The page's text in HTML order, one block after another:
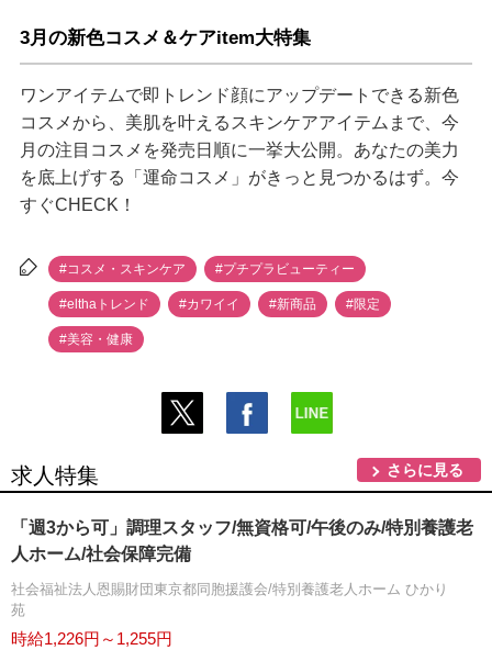
3月の新色コスメ＆ケアitem大特集
ワンアイテムで即トレンド顔にアップデートできる新色
コスメから、美肌を叶えるスキンケアアイテムまで、今
月の注目コスメを発売日順に一挙大公開。あなたの美力
を底上げする「運命コスメ」がきっと見つかるはず。今
すぐCHECK！
#コスメ・スキンケア #プチプラビューティー
#elthaトレンド #カワイイ #新商品 #限定
#美容・健康
求人特集 さらに見る
「週3から可」調理スタッフ/無資格可/午後のみ/特別養護老
人ホーム/社会保障完備
社会福祉法人恩賜財団東京都同胞援護会/特別養護老人ホーム ひかり
苑
時給1,226円～1,255円